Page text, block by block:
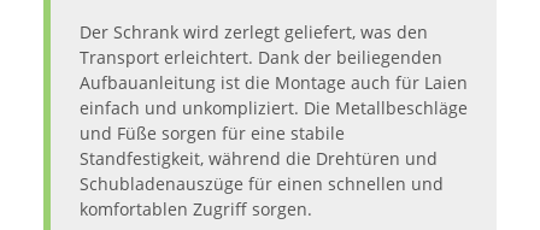
Der Schrank wird zerlegt geliefert, was den
Transport erleichtert. Dank der beiliegenden
Aufbauanleitung ist die Montage auch für Laien
einfach und unkompliziert. Die Metallbeschläge
und Füße sorgen für eine stabile
Standfestigkeit, während die Drehtüren und
Schubladenauszüge für einen schnellen und
komfortablen Zugriff sorgen.